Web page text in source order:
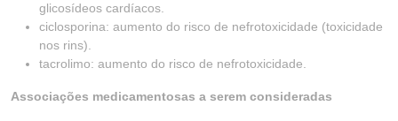
glicosídeos cardíacos.
ciclosporina: aumento do risco de nefrotoxicidade (toxicidade
nos rins).
tacrolimo: aumento do risco de nefrotoxicidade.
Associações medicamentosas a serem consideradas